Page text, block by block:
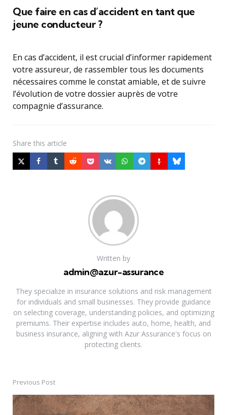
Que faire en cas d’accident en tant que
jeune conducteur ?
En cas d’accident, il est crucial d’informer rapidement
votre assureur, de rassembler tous les documents
nécessaires comme le constat amiable, et de suivre
l’évolution de votre dossier auprès de votre
compagnie d’assurance.
Share this article
Written by
admin@azur-assurance
They specialize in insurance solutions and risk management
for individuals and small businesses. They provide guidance
on selecting coverage, understanding policies, and optimizing
premiums. Their expertise includes auto, home, health, and
business insurance, aligning with Azur Assurance's focus on
protecting clients.
Post
navigation
Previous Post